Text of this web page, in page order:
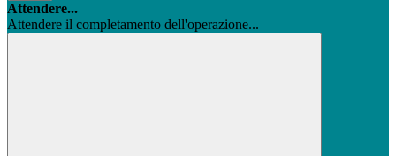
Attendere...
Attendere il completamento dell'operazione...